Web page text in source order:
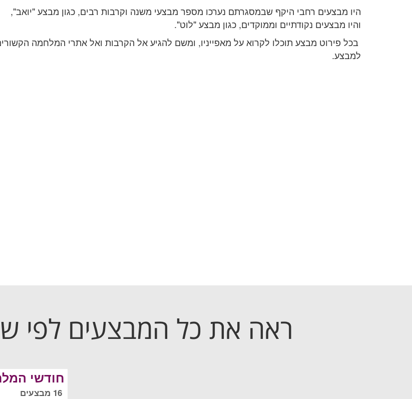
היו מבצעים רחבי היקף שבמסגרתם נערכו מספר מבצעי משנה וקרבות רבים, כגון מבצע "יואב",
והיו מבצעים נקודתיים וממוקדים, כגון מבצע "לוט".
בכל פירוט מבצע תוכלו לקרוא על מאפייניו, ומשם להגיע אל הקרבות ואל אתרי המלחמה
למבצע.
ראה את כל המבצעים לפי
חודשי
16 מבצעים